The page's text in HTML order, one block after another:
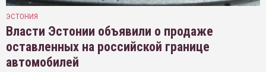
ЭСТОНИЯ
Власти Эстонии объявили о продаже
оставленных на российской границе
автомобилей